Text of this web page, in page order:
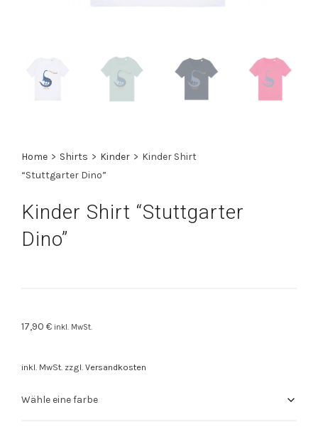
Home > Shirts > Kinder > Kinder Shirt
“Stuttgarter Dino”
Kinder Shirt “Stuttgarter
Dino”
17,90 € inkl. MwSt.
inkl. MwSt. zzgl. Versandkosten